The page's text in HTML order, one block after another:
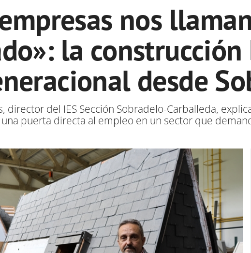
nos
la construcción
desde
director del IES Sección Sobradelo-Carballeda,
puerta directa al empleo en un sector que